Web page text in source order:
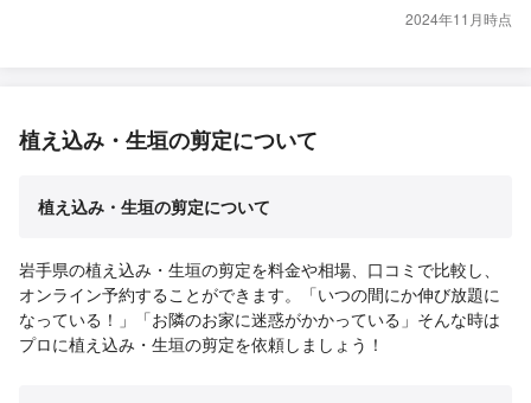
2024年11月時点
植え込み・生垣の剪定について
植え込み・生垣の剪定について
岩手県の植え込み・生垣の剪定を料金や相場、口コミで比較し、
オンライン予約することができます。「いつの間にか伸び放題に
なっている！」「お隣のお家に迷惑がかかっている」そんな時は
プロに植え込み・生垣の剪定を依頼しましょう！